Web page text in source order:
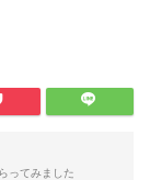
ってみました